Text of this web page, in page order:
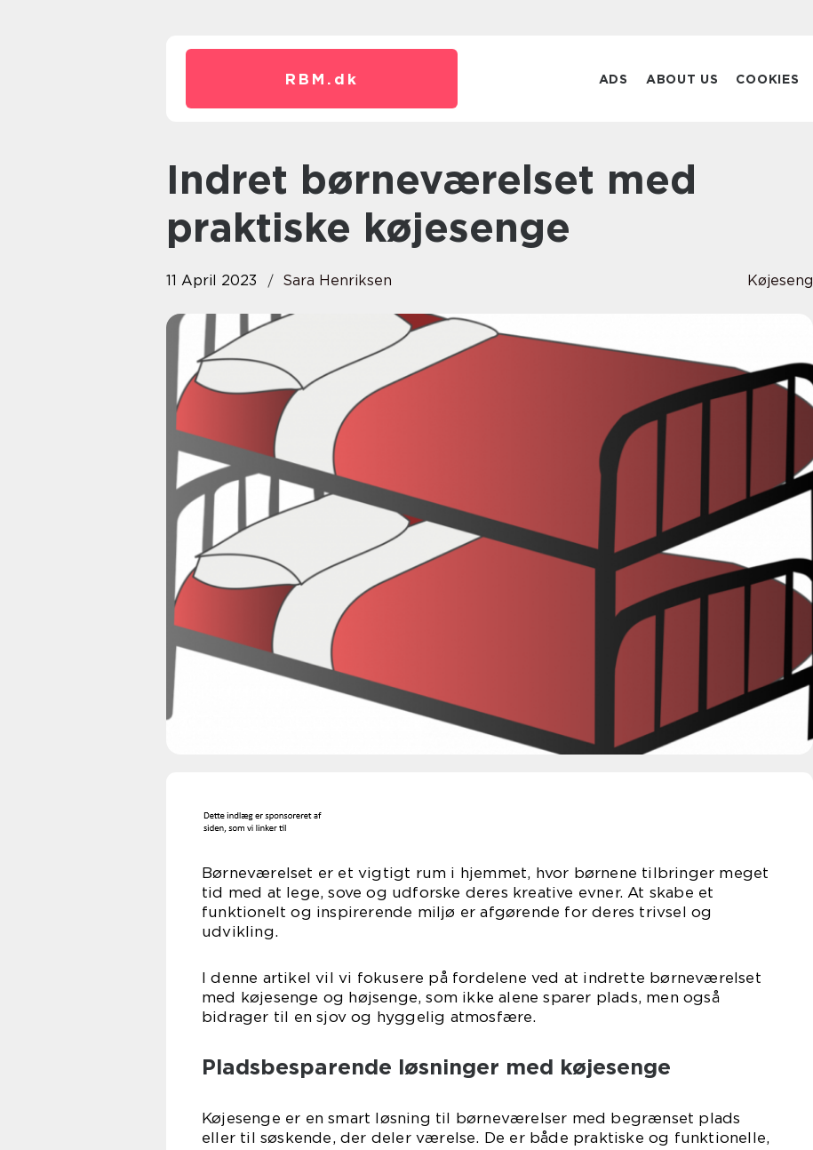
RBM. dk ADS ABOUT US COOKIES
Indret børneværelset med
praktiske køjesenge
11 April 2023 Sara Henriksen Køjeseng
Børneværelset er et vigtigt rum i hjemmet, hvor børnene tilbringer meget
tid med at lege, sove og udforske deres kreative evner. At skabe et
funktionelt og inspirerende miljø er afgørende for deres trivsel og
udvikling.
I denne artikel vil vi fokusere på fordelene ved at indrette børneværelset
med køjesenge og højsenge, som ikke alene sparer plads, men også
bidrager til en sjov og hyggelig atmosfære.
Pladsbesparende løsninger med køjesenge
Køjesenge er en smart løsning til børneværelser med begrænset plads
eller til søskende, der deler værelse. De er både praktiske og funktionelle,